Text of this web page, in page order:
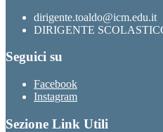
dirigente.toaldo@icm.edu.it
DIRIGENTE
Seguici su
Facebook
Instagram
Sezione Link Utili